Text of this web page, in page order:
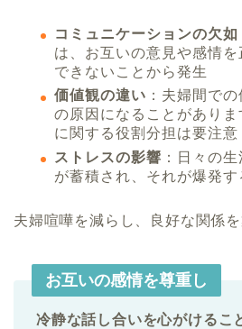
コミュニケーションの欠如
は、お互いの意見や感情
できないことから発生
価値観の違い ：夫婦間で
の原因になることがあり
に関する役割分担は要注意
ストレスの影響 ：日々の
が蓄積され、それが爆発
夫婦喧嘩を減らし、良好な関係を
お互いの感情を尊重し
冷静な話し合いを心がけるこ